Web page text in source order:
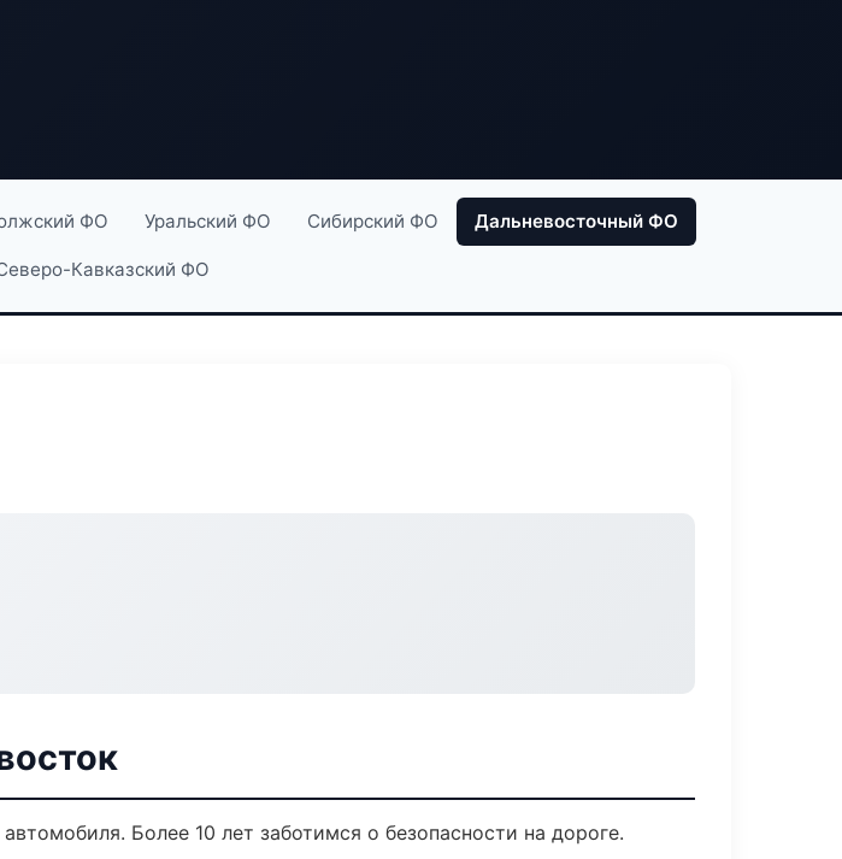
ФО Уральский ФО Сибирский ФО Дальневосточный ФО
Кавказский ФО
Более 10 лет заботимся о безопасности на дороге.